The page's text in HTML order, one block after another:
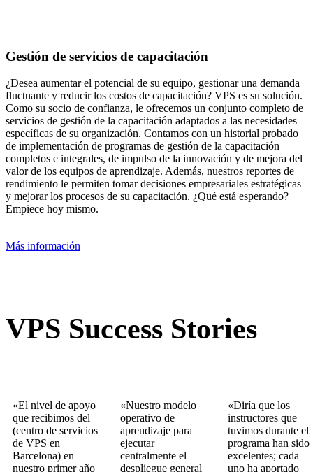
Gestión de servicios de capacitación
¿Desea aumentar el potencial de su equipo, gestionar una demanda
fluctuante y reducir los costos de capacitación? VPS es su solución.
Como su socio de confianza, le ofrecemos un conjunto completo de
servicios de gestión de la capacitación adaptados a las necesidades
específicas de su organización. Contamos con un historial probado
de implementación de programas de gestión de la capacitación
completos e integrales, de impulso de la innovación y de mejora del
valor de los equipos de aprendizaje. Además, nuestros reportes de
rendimiento le permiten tomar decisiones empresariales estratégicas
y mejorar los procesos de su capacitación. ¿Qué está esperando?
Empiece hoy mismo.
Más información
VPS Success Stories
«El nivel de apoyo
que recibimos del
(centro de servicios
de VPS en
Barcelona) en
nuestro primer año
«Nuestro modelo
operativo de
aprendizaje para
ejecutar
centralmente el
despliegue general
«Diría que los
instructores que
tuvimos durante el
programa han sido
excelentes; cada
uno ha aportado